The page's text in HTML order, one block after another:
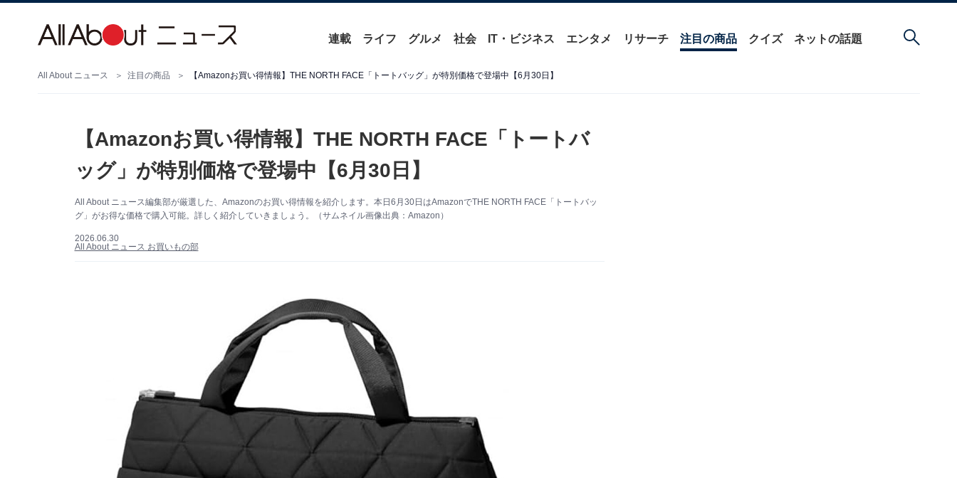
連載 ライフ グルメ 社会 IT・ビジネス エンタメ リサーチ 注目の商品 クイズ ネットの話題
All About ニュース 注目の商品 【Amazonお買い得情報】THE NORTH FACE「トートバッグ」が特別価格で登場中【6月30日】
【Amazonお買い得情報】THE NORTH FACE「トートバ
ッグ」が特別価格で登場中【6月30日】
All About ニュース編集部が厳選した、Amazonのお買い得情報を紹介します。本日6月30日はAmazonでTHE NORTH FACE「トートバッ
グ」がお得な価格で購入可能。詳しく紹介していきましょう。（サムネイル画像出典：Amazon）
2026.06.30
All About ニュース お買いもの部